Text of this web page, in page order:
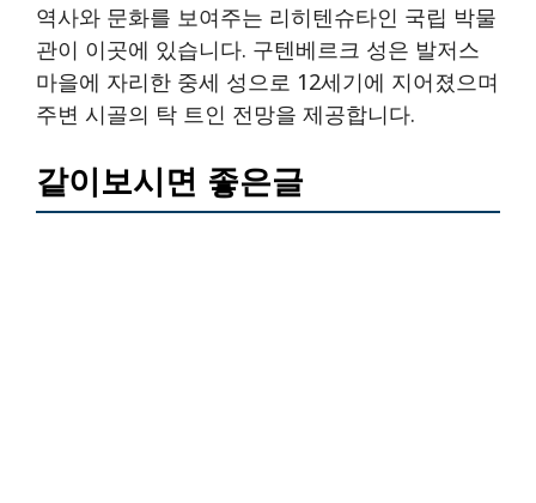
역사와 문화를 보여주는 리히텐슈타인 국립 박물
관이 이곳에 있습니다. 구텐베르크 성은 발저스
마을에 자리한 중세 성으로 12세기에 지어졌으며
주변 시골의 탁 트인 전망을 제공합니다.
같이보시면 좋은글